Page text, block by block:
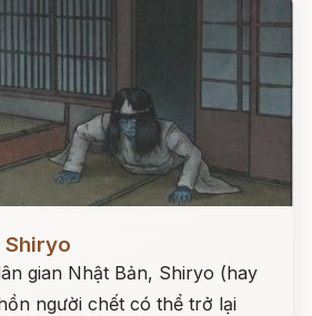
Shiryo
gian Nhật Bản, Shiryo (hay
người chết có thể trở lại